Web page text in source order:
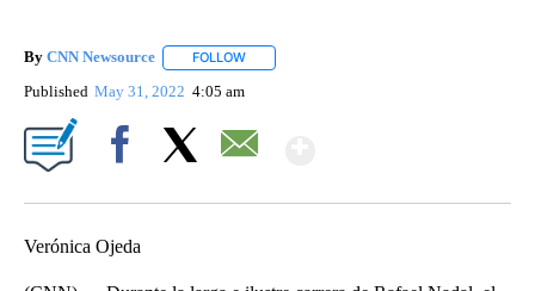
By CNN Newsource FOLLOW
Published May 31, 2022 4:05 am
Verónica Ojeda